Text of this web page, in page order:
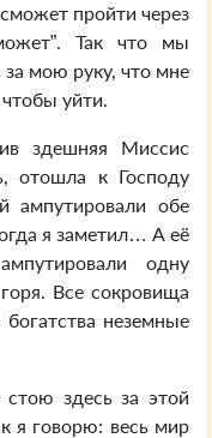
пройти через
Так что мы
мою руку, что мне
уйти.
здешняя Миссис
отошла к Господу
ампутировали обе
я заметил… А её
одну
Все сокровища
неземные
здесь за этой
я говорю: весь мир